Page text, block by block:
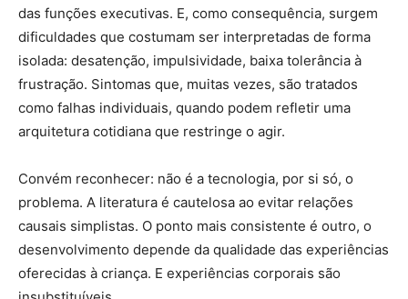
das funções executivas. E, como consequência, surgem
dificuldades que costumam ser interpretadas de forma
isolada: desatenção, impulsividade, baixa tolerância à
frustração. Sintomas que, muitas vezes, são tratados
como falhas individuais, quando podem refletir uma
arquitetura cotidiana que restringe o agir.
Convém reconhecer: não é a tecnologia, por si só, o
problema. A literatura é cautelosa ao evitar relações
causais simplistas. O ponto mais consistente é outro, o
desenvolvimento depende da qualidade das experiências
oferecidas à criança. E experiências corporais são